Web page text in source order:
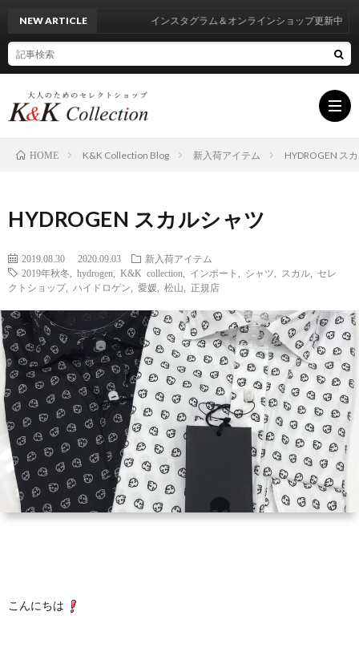
LIST
NEW ARTICLE インスタグラム＆オンラインショップ更新中
HOME K&K Collection Blog 新入荷アイテム HYDROGEN ス
HYDROGEN スカルシャツ
2019.08.30 2020.09.03
新入荷アイテム
2019年秋冬
hydrogen K&K collection インポート シャツ スカル
セレ
クトショップ, ハイドロゲン 愛媛 松山 正規店
こんにちは